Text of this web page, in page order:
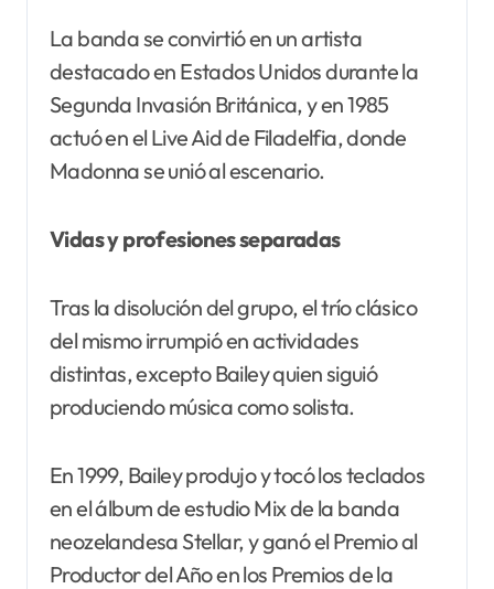
La banda se convirtió en un artista
destacado en Estados Unidos durante la
Segunda Invasión Británica, y en 1985
actuó en el Live Aid de Filadelfia, donde
Madonna se unió al escenario.
Vidas y profesiones separadas
Tras la disolución del grupo, el trío clásico
del mismo irrumpió en actividades
distintas, excepto Bailey quien siguió
produciendo música como solista.
En 1999, Bailey produjo y tocó los teclados
en el álbum de estudio Mix de la banda
neozelandesa Stellar, y ganó el Premio al
Productor del Año en los Premios de la